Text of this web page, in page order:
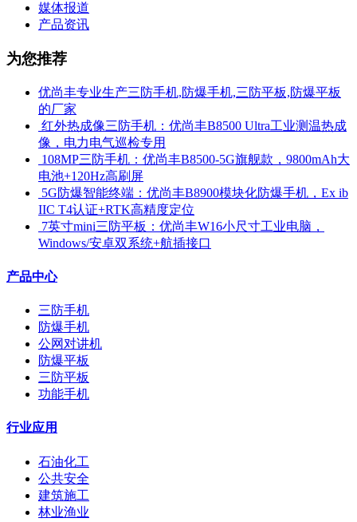
媒体报道
产品资讯
为您推荐
优尚丰专业生产三防手机,防爆手机,三防平板,防爆平板
的厂家
​ 红外热成像三防手机：优尚丰B8500 Ultra工业测温热成
像，电力电气巡检专用
​ 108MP三防手机：优尚丰B8500-5G旗舰款，9800mAh大
电池+120Hz高刷屏
​ 5G防爆智能终端：优尚丰B8900模块化防爆手机，Ex ib
IIC T4认证+RTK高精度定位
​ 7英寸mini三防平板：优尚丰W16小尺寸工业电脑，
Windows/安卓双系统+航插接口
产品中心
三防手机
防爆手机
公网对讲机
防爆平板
三防平板
功能手机
行业应用
石油化工
公共安全
建筑施工
林业渔业